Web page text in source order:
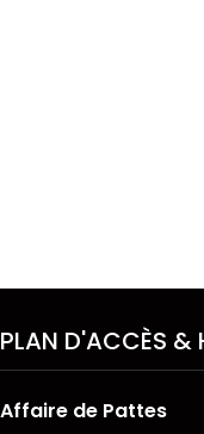
PLAN D'ACCÈS &
Affaire de Pattes